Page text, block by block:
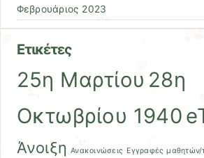
Φεβρουάριος 2023
Ετικέτες
25η Μαρτίου 28η
Οκτωβρίου 1940
Άνοιξη Ανακοινώσεις Εγγραφές μαθητών/